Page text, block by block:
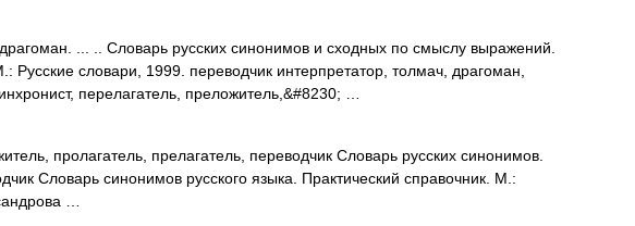
... .. Словарь русских синонимов и сходных по смыслу выражений.
словари, 1999. переводчик интерпретатор, толмач, драгоман,
перелагатель, преложитель,&#8230; …
пролагатель, прелагатель, переводчик Словарь русских синонимов.
Словарь синонимов русского языка. Практический справочник. М.:
…